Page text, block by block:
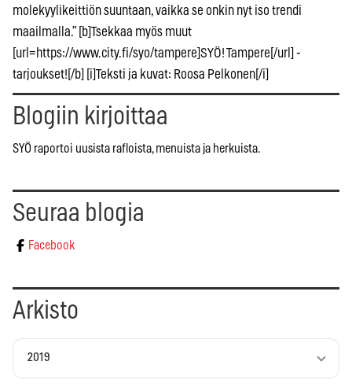
molekyylikeittiön suuntaan, vaikka se onkin nyt iso trendi
maailmalla.” [b]Tsekkaa myös muut
[url=https://www.city.fi/syo/tampere]SYÖ! Tampere[/url] -
tarjoukset![/b] [i]Teksti ja kuvat: Roosa Pelkonen[/i]
Blogiin kirjoittaa
SYÖ raportoi uusista rafloista, menuista ja herkuista.
Seuraa blogia
Facebook
Arkisto
2019